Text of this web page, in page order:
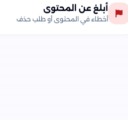
أبلغ عن المحتوى
أخطاء في المحتوى أو طلب حذف